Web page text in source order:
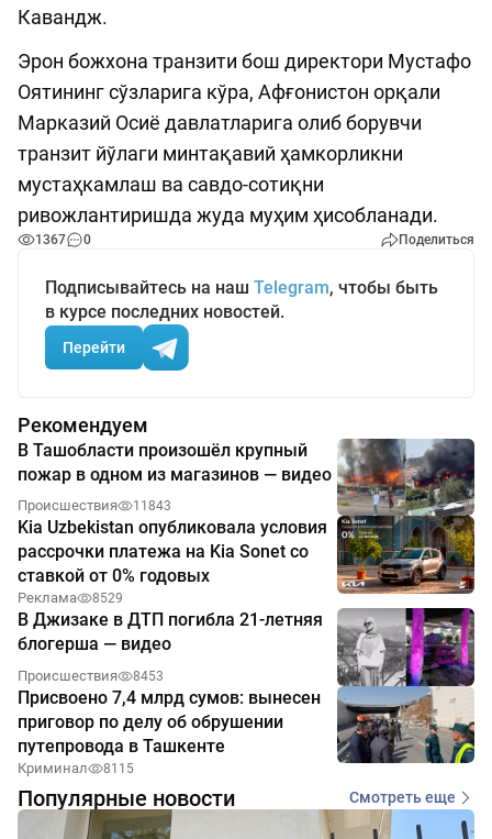
Кавандж.
Эрон божхона транзити бош директори Мустафо
Оятининг сўзларига кўра, Афғонистон орқали
Марказий Осиё давлатларига олиб борувчи
транзит йўлаги минтақавий ҳамкорликни
мустаҳкамлаш ва савдо-сотиқни
ривожлантиришда жуда муҳим ҳисобланади.
1367 0 Поделиться
Подписывайтесь на наш Telegram, чтобы быть
в курсе последних новостей.
Перейти
Рекомендуем
В Ташобласти произошёл крупный
пожар в одном из магазинов — видео
Происшествия 11843
Kia Uzbekistan опубликовала условия
рассрочки платежа на Kia Sonet со
ставкой от 0% годовых
Реклама 8529
В Джизаке в ДТП погибла 21-летняя
блогерша — видео
Происшествия 8453
Присвоено 7,4 млрд сумов: вынесен
приговор по делу об обрушении
путепровода в Ташкенте
Криминал 8115
Популярные новости Смотреть еще